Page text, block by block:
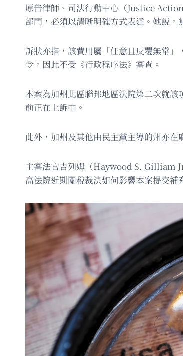
原告律師、司法行動中心（Justice
部門，必須以清晰明確方式表達。她說
訴狀亦指，該費用屬「任意且反覆無常
令，因此不受《行政程序法》審查。
本案為加州北區聯邦地區法院第二次就
前正在上訴中。
此外，加州及其他由民主黨主導的州亦在
主審法官吉列姆（Haywood S. Gilliam
高法院近期關稅裁決如何影響本案提交補